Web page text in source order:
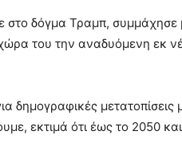
στο δόγμα Τραμπ, συμμάχησε
του την αναδυόμενη εκ
δημογραφικές
εκτιμά ότι έως το 2050